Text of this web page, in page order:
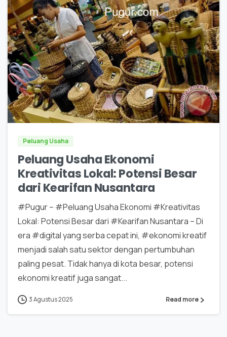
0 0
Peluang Usaha
Peluang Usaha Ekonomi
Kreativitas Lokal: Potensi Besar
dari Kearifan Nusantara
#Pugur – #Peluang Usaha Ekonomi #Kreativitas
Lokal: Potensi Besar dari #Kearifan Nusantara – Di
era #digital yang serba cepat ini, #ekonomi kreatif
menjadi salah satu sektor dengan pertumbuhan
paling pesat. Tidak hanya di kota besar, potensi
ekonomi kreatif juga sangat...
3 Agustus 2025 Read more